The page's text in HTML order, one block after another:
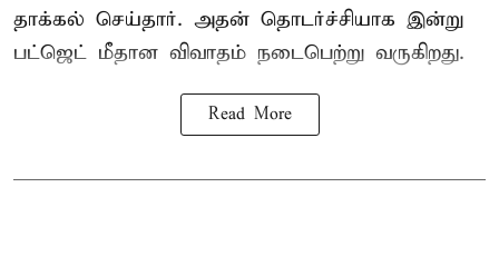
தாக்கல் செய்தார். அதன் தொடர்ச்சியாக இன்று
பட்ஜெட் மீதான விவாதம் நடைபெற்று வருகிறது.
Read More